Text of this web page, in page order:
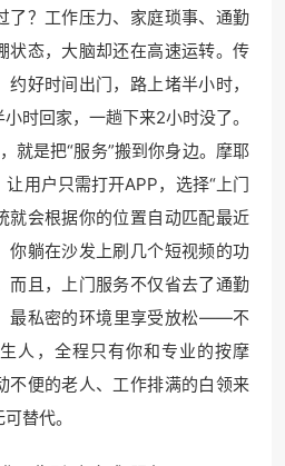
了？工作压力、家庭琐事、通勤
状态，大脑却还在高速运转。传
好时间出门，路上堵半小时，
时回家，一趟下来2小时没了。
就是把“服务”搬到你身边。摩耶
用户只需打开APP，选择“上门
就会根据你的位置自动匹配最近
你躺在沙发上刷几个短视频的功
而且，上门服务不仅省去了通勤
最私密的环境里享受放松——不
人，全程只有你和专业的按摩
不便的老人、工作排满的白领来
替代。